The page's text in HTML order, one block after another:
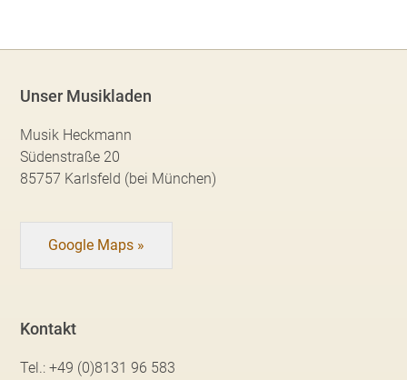
Unser Musikladen
Musik Heckmann
Südenstraße 20
85757 Karlsfeld (bei München)
Google Maps »
Kontakt
Tel.:+49 (0)8131 96 583